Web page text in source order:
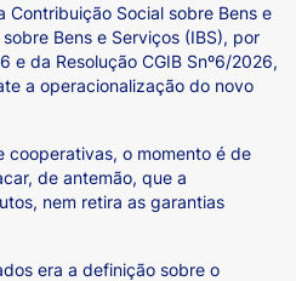
Contribuição Social sobre Bens e
Bens e Serviços (IBS), por
e da Resolução CGIB Snº6/2026,
a operacionalização do novo
cooperativas, o momento é de
de antemão, que a
nem retira as garantias
era a definição sobre o